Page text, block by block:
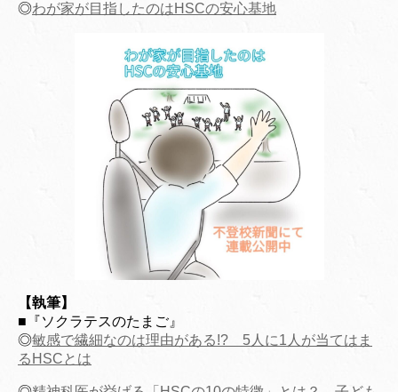
◎わが家が目指したのはHSCの安心基地
【執筆】
■『ソクラテスのたまご』
◎敏感で繊細なのは理由がある!? 5人に1人が当てはま
るHSCとは